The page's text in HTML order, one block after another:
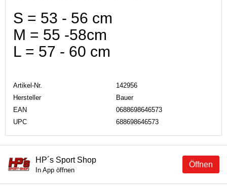
S = 53 - 56 cm
M = 55 -58cm
L = 57 - 60 cm
Artikel-Nr.
142956
Hersteller
Bauer
EAN
0688698646573
UPC
688698646573
Öffnen
HP´s Sport Shop
In App öffnen